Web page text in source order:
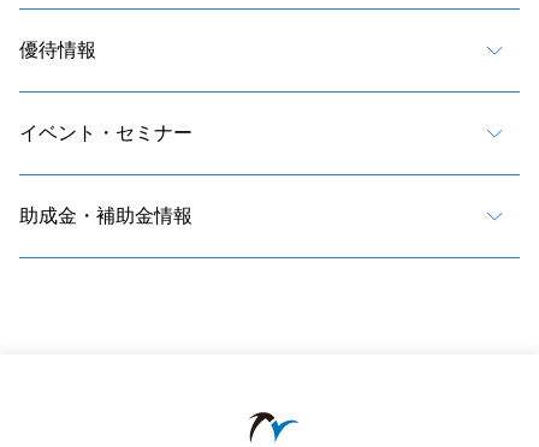
優待情報
イベント・セミナー
助成金・補助金情報